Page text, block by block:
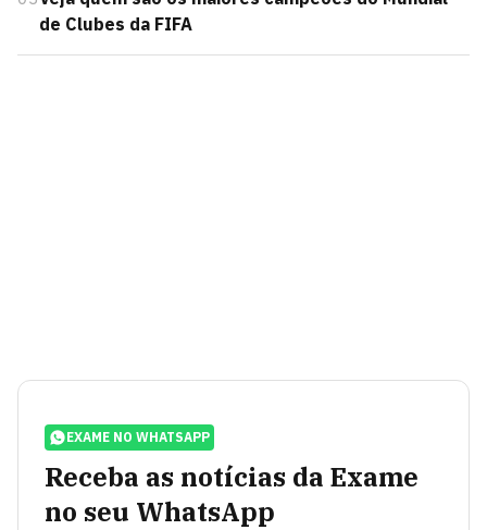
de Clubes da FIFA
EXAME NO WHATSAPP
Receba as notícias da Exame
no seu WhatsApp